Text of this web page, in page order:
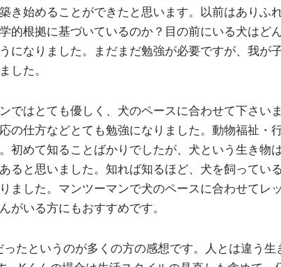
き始めることができたと思います。以前はありふ
的根拠に基づいているのか？目の前にいる犬はど
になりました。まだまだ勉強が必要ですが、我が
した。
ではとても優しく、犬のペースに合わせて下さい
の仕方などとても勉強になりました。動物福祉・
初めて知ることばかりでしたが、犬という生き物
ると思いました。知れば知るほど、犬を飼って
ました。マンツーマンで犬のペースに合わせてレ
がいる方にもおすすめです。
たというのが多くの方の感想です。人とは違う